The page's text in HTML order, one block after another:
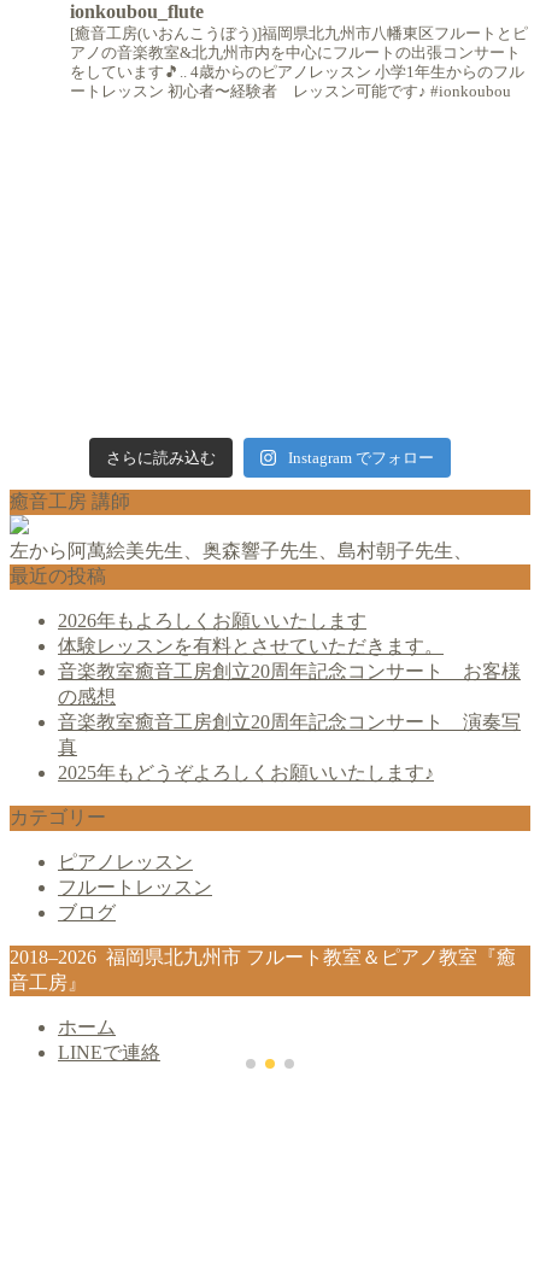
ionkoubou_flute
[癒音工房(いおんこうぼう)]福岡県北九州市八幡東区フルートとピ
アノの音楽教室&北九州市内を中心にフルートの出張コンサート
をしています🎵.. 4歳からのピアノレッスン 小学1年生からのフル
ートレッスン 初心者〜経験者 レッスン可能です♪ #ionkoubou
さらに読み込む Instagram でフォロー
癒音工房 講師
左から阿萬絵美先生、奥森響子先生、島村朝子先生、
最近の投稿
2026年もよろしくお願いいたします
体験レッスンを有料とさせていただきます。
音楽教室癒音工房創立20周年記念コンサート お客様
の感想
音楽教室癒音工房創立20周年記念コンサート 演奏写
真
2025年もどうぞよろしくお願いいたします♪
カテゴリー
ピアノレッスン
フルートレッスン
ブログ
2018–2026 福岡県北九州市 フルート教室＆ピアノ教室『癒
音工房』
ホーム
LINEで連絡